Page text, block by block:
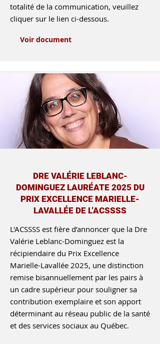
totalité de la communication, veuillez
cliquer sur le lien ci-dessous.
Voir document
DRE VALÉRIE LEBLANC-
DOMINGUEZ LAURÉATE 2025 DU
PRIX EXCELLENCE MARIELLE-
LAVALLÉE DE L’ACSSSS
L'ACSSSS est fière d’annoncer que la Dre
Valérie Leblanc-Dominguez est la
récipiendaire du Prix Excellence
Marielle-Lavallée 2025, une distinction
remise bisannuellement par les pairs à
un cadre supérieur pour souligner sa
contribution exemplaire et son apport
déterminant au réseau public de la santé
et des services sociaux au Québec.